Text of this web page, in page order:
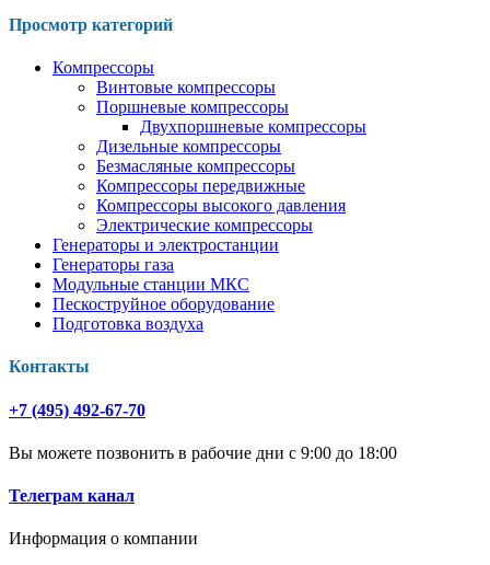
Просмотр категорий
Компрессоры
Винтовые компрессоры
Поршневые компрессоры
Двухпоршневые компрессоры
Дизельные компрессоры
Безмасляные компрессоры
Компрессоры передвижные
Компрессоры высокого давления
Электрические компрессоры
Генераторы и электростанции
Генераторы газа
Модульные станции МКС
Пескоструйное оборудование
Подготовка воздуха
Контакты
+7 (495) 492-67-70
Вы можете позвонить в рабочие дни с 9:00 до 18:00
Телеграм канал
Информация о компании